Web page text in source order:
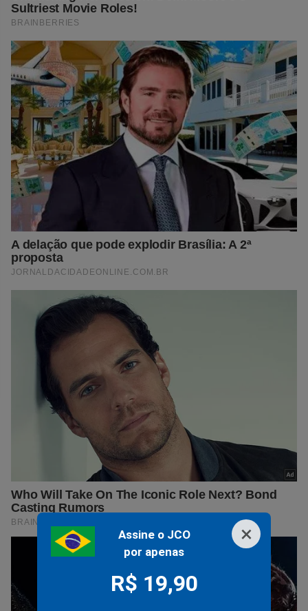
×
Assine o JCO
por apenas
R$ 19,90